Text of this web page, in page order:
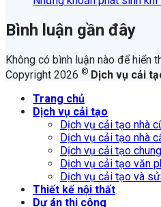
Bình luận gần đây
Không có bình luận nào để hiển
Copyright 2026 © Dịch vụ cải
Trang chủ
Dịch vụ cải tạo
Dịch vụ cải tạo nhà
Dịch vụ cải tạo nhà
Dịch vụ cải tạo
Dịch vụ cải tạo văn
Dịch vụ cải tạo và
Thiết kế nội thất
Dự án thi công